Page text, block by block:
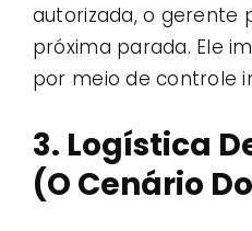
autorizada, o gerente
próxima parada. Ele
por meio de controle
3. Logística
(O Cenário